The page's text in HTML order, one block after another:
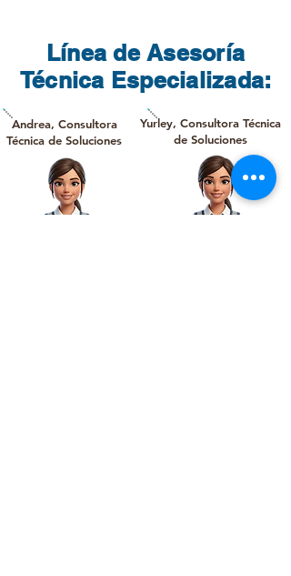
flete que cobra directamente la
transportadora
Línea de Asesoría
Técnica Especializada:
Andrea, Consultora
Técnica de Soluciones
Yurley, Consultora Técnica
de Soluciones